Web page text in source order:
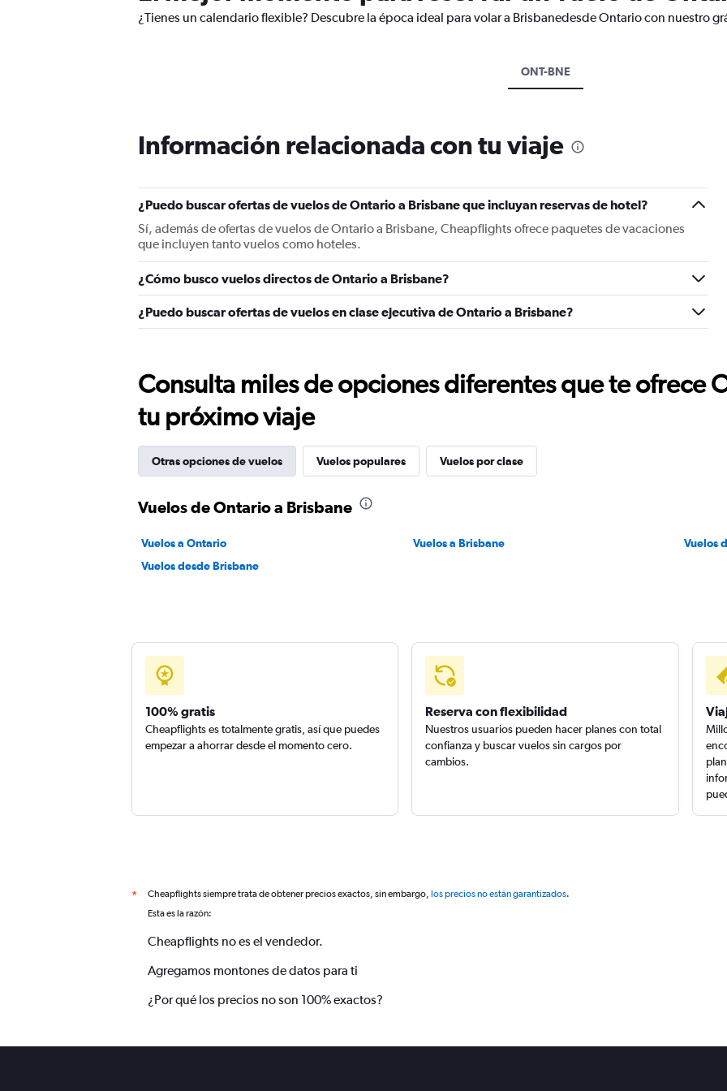
¿Tienes un calendario flexible? Descubre la época ideal para volar a Brisbanedesde Ontario con nuestro
ONT-BNE
Información relacionada con tu viaje
¿Puedo buscar ofertas de vuelos de Ontario a Brisbane que incluyan reservas de hotel?
Sí, además de ofertas de vuelos de Ontario a Brisbane, Cheapflights ofrece paquetes de vacaciones
que incluyen tanto vuelos como hoteles.
¿Cómo busco vuelos directos de Ontario a Brisbane?
¿Puedo buscar ofertas de vuelos en clase ejecutiva de Ontario a Brisbane?
Consulta miles de opciones diferentes que te ofrece
tu próximo viaje
Otras opciones de vuelos Vuelos populares Vuelos por clase
Vuelos de Ontario a Brisbane
Vuelos a Ontario Vuelos a Brisbane
Vuelos
Vuelos desde Brisbane
100% gratis
Cheapflights es totalmente gratis, así que puedes
empezar a ahorrar desde el momento cero.
Reserva con flexibilidad
Nuestros usuarios pueden hacer planes con total
confianza y buscar vuelos sin cargos por
cambios.
* Cheapflights siempre trata de obtener precios exactos, sin embargo, los precios no están garantizados.
Esta es la razón:
Cheapflights no es el vendedor.
Agregamos montones de datos para ti
¿Por qué los precios no son 100% exactos?